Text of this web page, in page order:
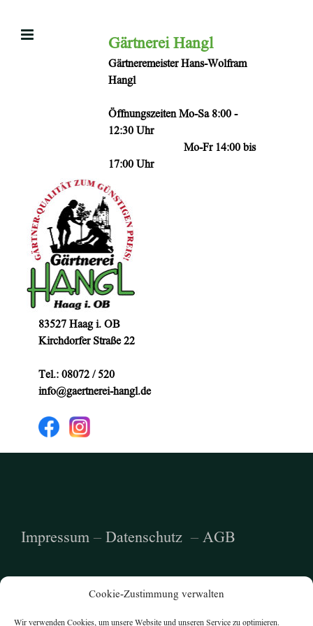
Cookie-Zustimmung verwalten
Wir verwenden Cookies, um unsere Website und unseren Service zu optimieren.
Inhalt
Gärtnerei Hangl
Gärtneremeister Hans-Wolfram
Hangl
Öffnungszeiten Mo-Sa 8:00 -
12:30 Uhr
Mo-Fr 14:00 bis
17:00 Uhr
83527 Haag i. OB
Kirchdorfer Straße 22
Tel.: 08072 / 520
info@gaertnerei-hangl.de
Impressum – Datenschutz – AGB